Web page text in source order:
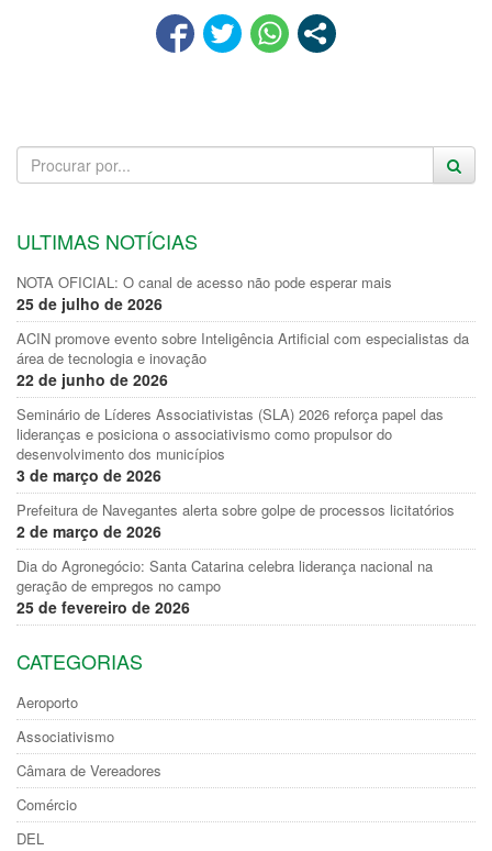
ULTIMAS NOTÍCIAS
NOTA OFICIAL: O canal de acesso não pode esperar mais
25 de julho de 2026
ACIN promove evento sobre Inteligência Artificial com especialistas da
área de tecnologia e inovação
22 de junho de 2026
Seminário de Líderes Associativistas (SLA) 2026 reforça papel das
lideranças e posiciona o associativismo como propulsor do
desenvolvimento dos municípios
3 de março de 2026
Prefeitura de Navegantes alerta sobre golpe de processos licitatórios
2 de março de 2026
Dia do Agronegócio: Santa Catarina celebra liderança nacional na
geração de empregos no campo
25 de fevereiro de 2026
CATEGORIAS
Aeroporto
Associativismo
Câmara de Vereadores
Comércio
DEL